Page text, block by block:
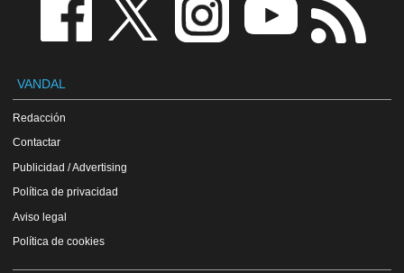
VANDAL
Redacción
Contactar
Publicidad / Advertising
Política de privacidad
Aviso legal
Política de cookies